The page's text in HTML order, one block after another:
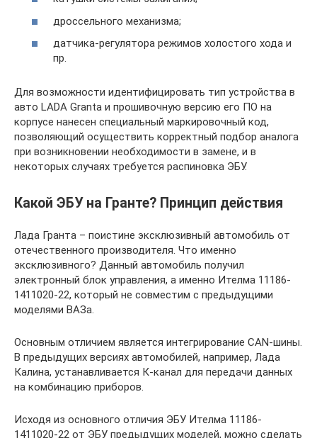
дроссельного механизма;
датчика-регулятора режимов холостого хода и
пр.
Для возможности идентифицировать тип устройства в
авто LADA Granta и прошивочную версию его ПО на
корпусе нанесен специальный маркировочный код,
позволяющий осуществить корректный подбор аналога
при возникновении необходимости в замене, и в
некоторых случаях требуется распиновка ЭБУ.
Какой ЭБУ на Гранте? Принцип действия
Лада Гранта – поистине эксклюзивный автомобиль от
отечественного производителя. Что именно
эксклюзивного? Данный автомобиль получил
электронный блок управления, а именно Ителма 11186-
1411020-22, который не совместим с предыдущими
моделями ВАЗа.
Основным отличием является интегрирование CAN-шины.
В предыдущих версиях автомобилей, например, Лада
Калина, устанавливается К-канал для передачи данных
на комбинацию приборов.
Исходя из основного отличия ЭБУ Ителма 11186-
1411020-22 от ЭБУ предыдущих моделей, можно сделать